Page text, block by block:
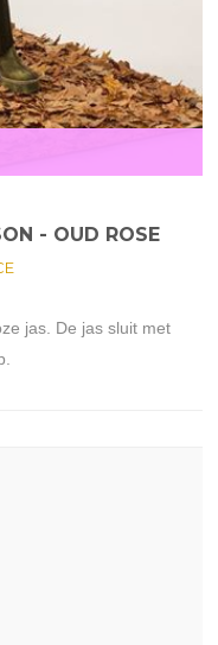
- OUD ROSE
jas. De jas sluit met